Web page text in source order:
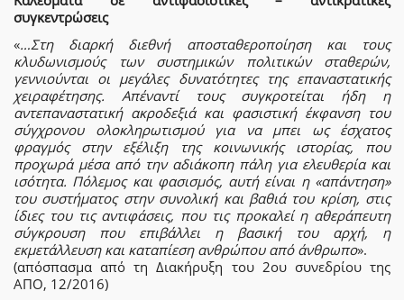
συγκεντρώσεις
«…Στη διαρκή διεθνή αποσταθεροποίηση και τους
κλυδωνισμούς των συστημικών πολιτικών σταθερών,
γεννιούνται οι μεγάλες δυνατότητες της επαναστατικής
χειραφέτησης. Απέναντί τους συγκροτείται ήδη η
αντεπαναστατική ακροδεξιά και φασιστική έκφανση του
σύγχρονου ολοκληρωτισμού για να μπει ως έσχατος
φραγμός στην εξέλιξη της κοινωνικής ιστορίας, που
προχωρά μέσα από την αδιάκοπη πάλη για ελευθερία και
ισότητα. Πόλεμος και φασισμός, αυτή είναι η «απάντηση»
του συστήματος στην συνολική και βαθιά του κρίση, στις
ίδιες του τις αντιφάσεις, που τις προκαλεί η αθεράπευτη
σύγκρουση που επιβάλλει η βασική του αρχή, η
εκμετάλλευση και καταπίεση ανθρώπου από άνθρωπο».
(απόσπασμα από τη Διακήρυξη του 2ου συνεδρίου της
ΑΠΟ, 12/2016)